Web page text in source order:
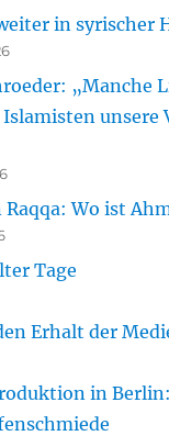
in syrischer
„Manche
Islamisten unsere
Wo ist
Tage
Erhalt der
in